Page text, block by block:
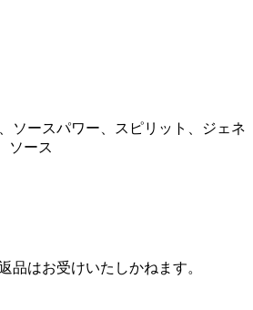
ソースパワー、スピリット、ジェネ
ソース
品はお受けいたしかねます。